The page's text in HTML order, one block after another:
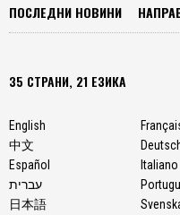
ПОСЛЕДНИ НОВИНИ
35 СТРАНИ, 21 ЕЗИКА
English
中文
Español
עברית
日本語
Italiano